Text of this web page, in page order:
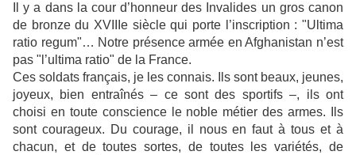
Il y a dans la cour d’honneur des Invalides un gros canon
de bronze du XVIIIe siècle qui porte l’inscription : "Ultima
ratio regum"… Notre présence armée en Afghanistan n’est
pas "l’ultima ratio" de la France.
Ces soldats français, je les connais. Ils sont beaux, jeunes,
joyeux, bien entraînés – ce sont des sportifs –, ils ont
choisi en toute conscience le noble métier des armes. Ils
sont courageux. Du courage, il nous en faut à tous et à
chacun, et de toutes sortes, de toutes les variétés, de